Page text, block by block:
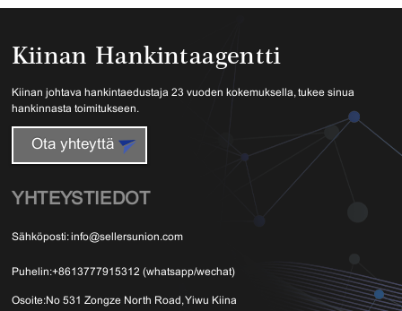
Kiinan Hankintaagentti
Kiinan johtava hankintaedustaja 23 vuoden kokemuksella, tukee sinua
hankinnasta toimitukseen.
Ota yhteyttä
YHTEYSTIEDOT
Sähköposti: info@sellersunion.com
Puhelin:+8613777915312 (whatsapp/wechat)
Osoite:No 531 Zongze North Road, Yiwu Kiina